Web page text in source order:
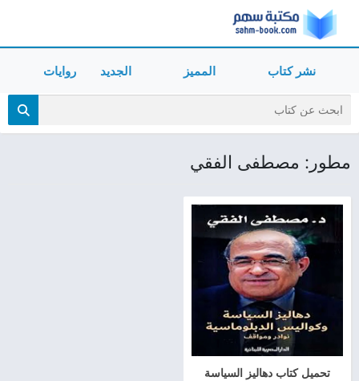
نشر كتاب المميز الجديد روايات
مطور: مصطفى الفقي
تحميل كتاب دهاليز السياسة